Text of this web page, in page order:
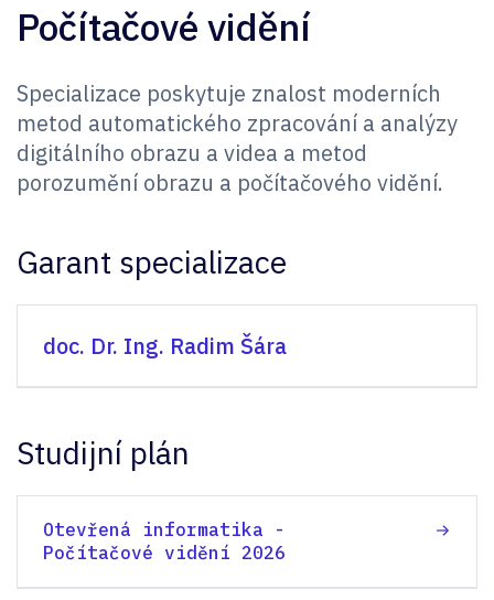
Počítačové vidění
Specializace poskytuje znalost moderních
metod automatického zpracování a analýzy
digitálního obrazu a videa a metod
porozumění obrazu a počítačového vidění.
Garant specializace
doc. Dr. Ing. Radim Šára
Studijní plán
Otevřená informatika -
Počítačové vidění 2026